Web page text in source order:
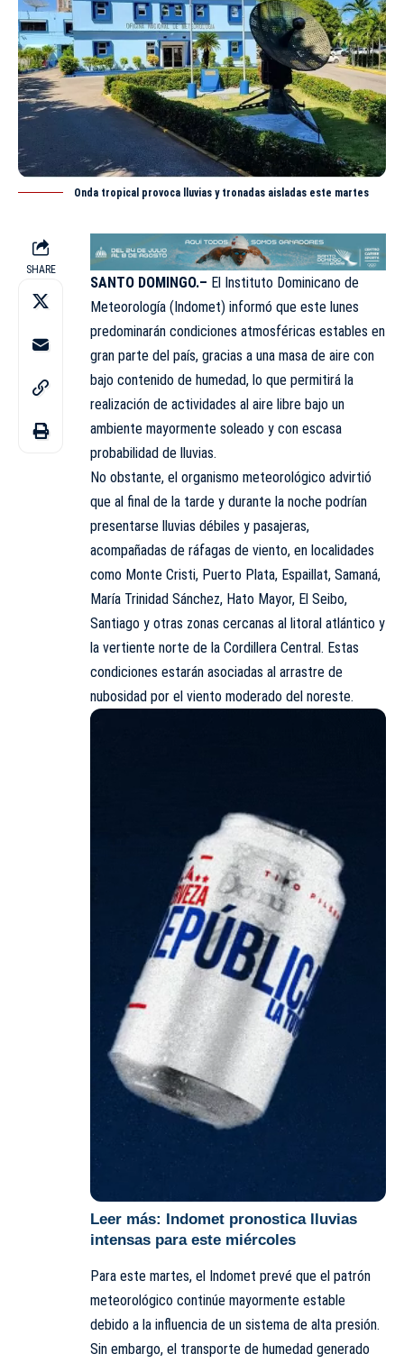
Onda tropical provoca lluvias y tronadas aisladas este martes
SHARE
SANTO DOMINGO.– El Instituto Dominicano de
Meteorología (Indomet) informó que este lunes
predominarán condiciones atmosféricas estables en
gran parte del país, gracias a una masa de aire con
bajo contenido de humedad, lo que permitirá la
realización de actividades al aire libre bajo un
ambiente mayormente soleado y con escasa
probabilidad de lluvias.
No obstante, el organismo meteorológico advirtió
que al final de la tarde y durante la noche podrían
presentarse lluvias débiles y pasajeras,
acompañadas de ráfagas de viento, en localidades
como Monte Cristi, Puerto Plata, Espaillat, Samaná,
María Trinidad Sánchez, Hato Mayor, El Seibo,
Santiago y otras zonas cercanas al litoral atlántico y
la vertiente norte de la Cordillera Central. Estas
condiciones estarán asociadas al arrastre de
nubosidad por el viento moderado del noreste.
Leer más: Indomet pronostica lluvias
intensas para este miércoles
Para este martes, el Indomet prevé que el patrón
meteorológico continúe mayormente estable
debido a la influencia de un sistema de alta presión.
Sin embargo, el transporte de humedad generado